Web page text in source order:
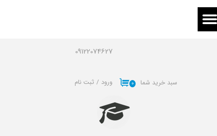
09122074627
۰ سبد خرید شما ورود / ثبت نام
حساب کاربری من
خروج از حساب کاربری